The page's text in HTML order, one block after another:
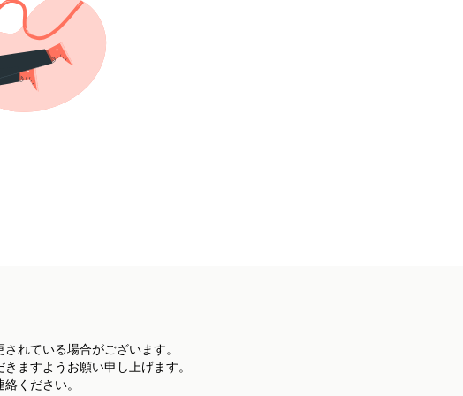
されている場合がございます。
ますよう お願い申し上げます。
ください。